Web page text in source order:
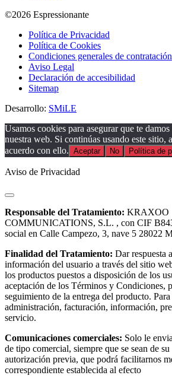
©2026 Espressionante
Política de Privacidad
Política de Cookies
Condiciones generales de contratación
Aviso Legal
Declaración de accesibilidad
Sitemap
Desarrollo: SMiLE
Usamos cookies para asegurar que te
nuestra web. Si continúas usando este sitio,
acuerdo con ello. Aceptar No Política de
Aviso de Privacidad
Responsable del Tratamiento: KRAXOO
COMMUNICATIONS, S.L. , con CIF
social en Calle Campezo, 3, nave 5 28022
Finalidad del Tratamiento: Dar respuesta
información del usuario a través del sitio
los productos puestos a disposición de los
aceptación de los Términos y Condiciones,
seguimiento de la entrega del producto.
administración, facturación, información,
servicio.
Comunicaciones comerciales: Solo le
de tipo comercial, siempre que se sean de
autorización previa, que podrá facilitarnos
correspondiente establecida al efecto